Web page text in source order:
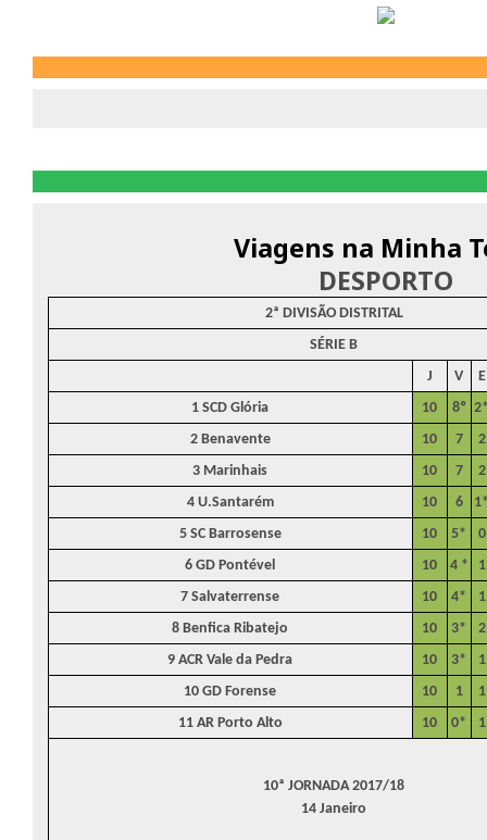
Viagens na Minha
DESPORTO
2ª DIVISÃO DISTRITAL
SÉRIE B
J V
E
1 SCD Glória
10 8º
2 Benavente
10 7
2
3 Marinhais
10 7
2
4 U.Santarém
10 6
5 SC Barrosense
10 5*
0
6 GD Pontével
10 4 *
1
7 Salvaterrense
10 4*
1
8 Benfica Ribatejo
10 3*
2
9 ACR Vale da Pedra
10 3*
1
10 GD Forense
10 1
1
11 AR Porto Alto
10 0* 1
10ª JORNADA 2017/18
14 Janeiro